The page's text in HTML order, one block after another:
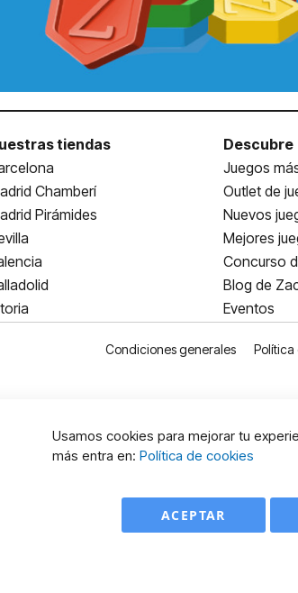
tiendas
Chamberí
Pirámides
Descubre
Juegos
Outlet de
Nuevos
Mejores
Concurso
Blog de
Eventos
Condiciones generales Política
Usamos cookies para mejorar tu
más entra en: Política de cookies
ACEPTAR